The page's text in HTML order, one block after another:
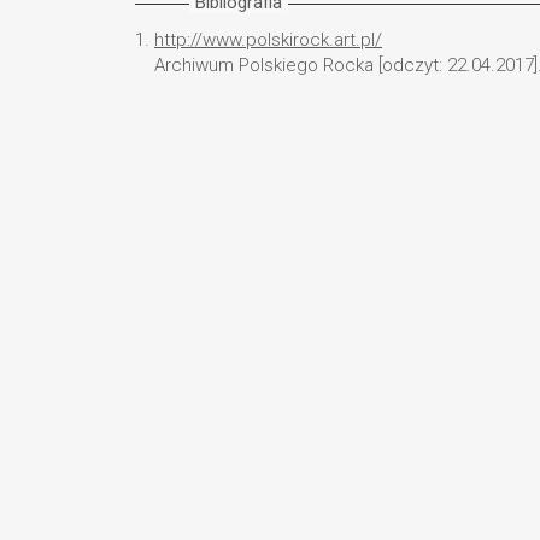
1. http://www.polskirock.art.pl/
Archiwum Polskiego Rocka [odczyt: